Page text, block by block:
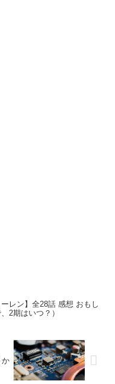
ーレン】全28話 感想 おもし
2期はいつ？）
か